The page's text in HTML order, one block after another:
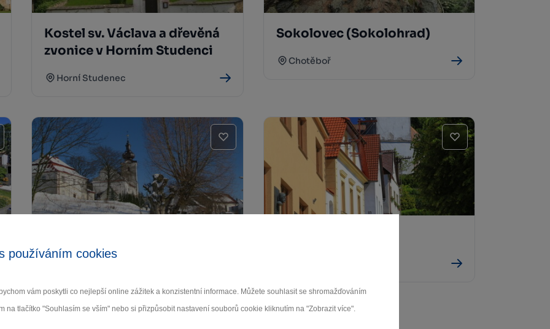
používáním cookies
vám poskytli co nejlepší online zážitek a konzistentní informace. Můžete souhlasit se shromažďováním
na tlačítko "Souhlasím se vším" nebo si přizpůsobit nastavení souborů cookie kliknutím na "Zobrazit více".
Kostel sv. Václava a dřevěná
zvonice v Horním Studenci
Horní Studenec
Sokolovec (Sokolohrad)
Chotěboř